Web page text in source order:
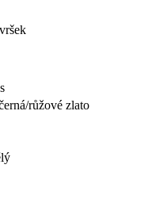
růžové zlato